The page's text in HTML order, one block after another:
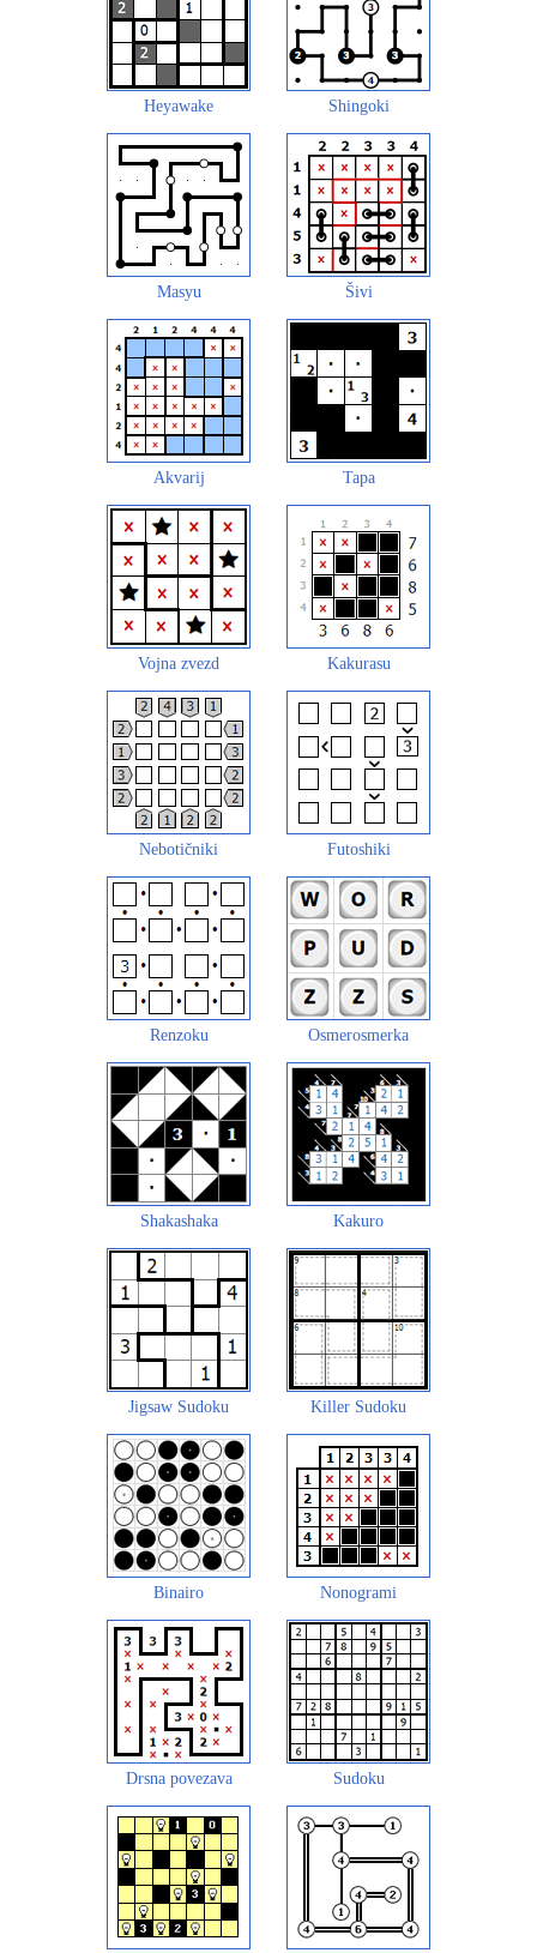
Heyawake Shingoki
Masyu Šivi
Akvarij Tapa
Vojna zvezd Kakurasu
Nebotičniki Futoshiki
Renzoku Osmerosmerka
Shakashaka Kakuro
Jigsaw Sudoku Killer Sudoku
Binairo Nonogrami
Drsna povezava Sudoku